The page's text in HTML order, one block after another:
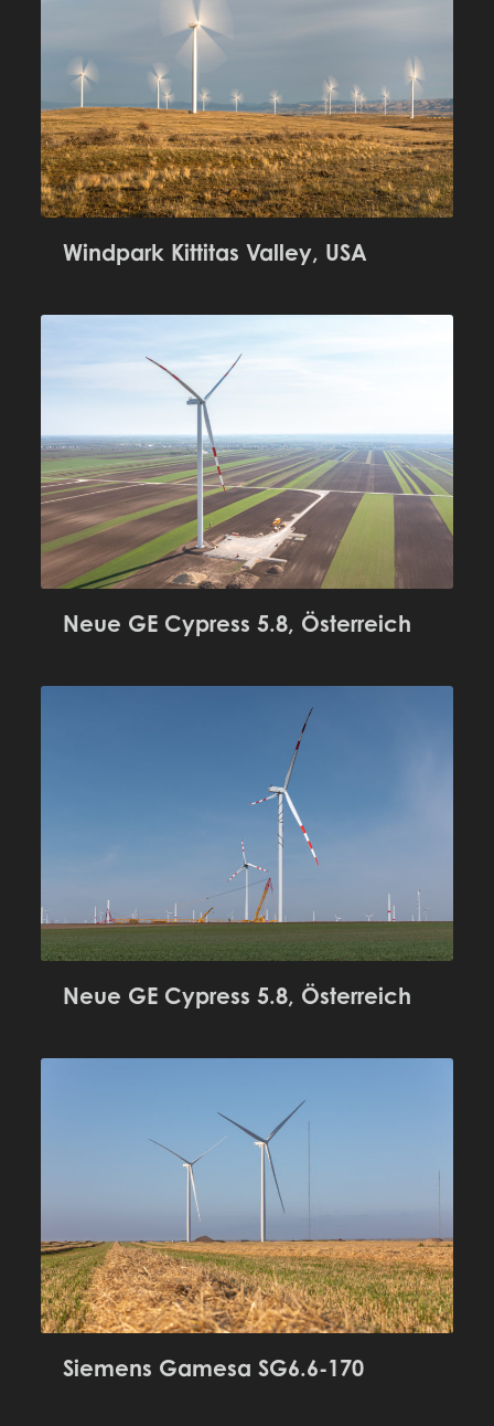
Windpark Kittitas Valley, USA
Neue GE Cypress 5.8, Österreich
Neue GE Cypress 5.8, Österreich
Siemens Gamesa SG6.6-170